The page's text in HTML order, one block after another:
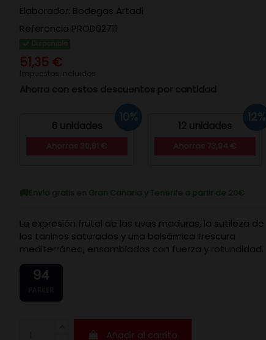
Elaborador: Bodegas Artadi
Referencia PROD02711
51,35 €
Impuestos incluidos
Ahorra con estos descuentos por cantidad
6 unidades
10%
12 unidades
12%
La expresión frutal de las uvas maduras, la sutileza de
los taninos saturados y una balsámica frescura
mediterránea, ensamblados con fuerza y rotundidad.
94
Añadir al carrito